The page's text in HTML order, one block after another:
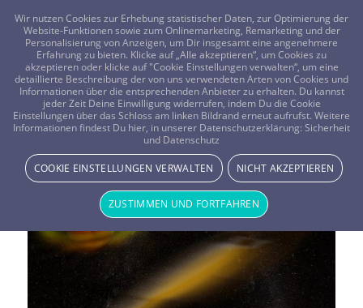
FRAGEN? KOSTENLOS ANRUFEN: 0800-8478266
Weltuntergang – müssen wir schon
bald die Koffer packen?
NEWS & STORYS
Wir nutzen Cookies zur Erhebung statistischer Daten, zur Optimierung der
Website-Funktionen sowie zum Onlinemarketing, Remarketing und der
Personalisierung von Anzeigen, um Dir insgesamt eine angenehmere
Erfahrung zu bieten. Klicke auf „Alle akzeptieren“, um Cookies zu
akzeptieren oder klicke auf "Cookie Einstellungen verwalten“, um eine
detaillierte Beschreibung der von uns verwendeten Arten von Cookies und
Informationen über die entsprechenden Anbieter zu erhalten. Du kannst
jeder Zeit Deine Einwilligung widerrufen, indem Du die Cookie
Einstellungen über das Schloss am linken Bildrand erneut aufrufst. Weitere
Informationen findest Du hier, in unserer Datenschutzerklärung: Sicherheit
und Datenschutz
COOKIE EINSTELLUNGEN VERWALTEN NICHT AKZEPTIEREN
ZUSTIMMEN UND FORTFAHREN